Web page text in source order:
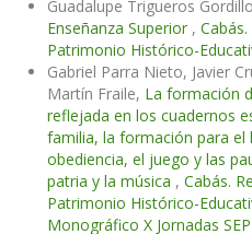
Guadalupe Trigueros
Enseñanza Superior ,
Patrimonio Histórico-
Gabriel Parra Nieto, Javier
Martín Fraile, La formación
reflejada en los cuadernos
familia, la formación para el
obediencia, el juego y las
patria y la música , Cabás.
Patrimonio Histórico-
Monográfico X Jornadas